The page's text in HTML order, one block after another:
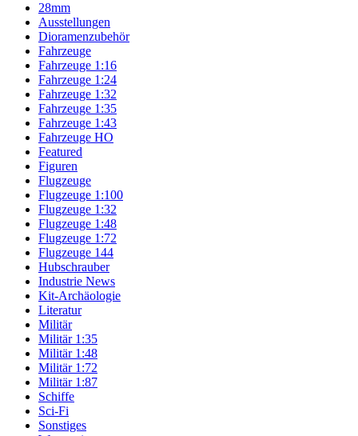
28mm
Ausstellungen
Dioramenzubehör
Fahrzeuge
Fahrzeuge 1:16
Fahrzeuge 1:24
Fahrzeuge 1:32
Fahrzeuge 1:35
Fahrzeuge 1:43
Fahrzeuge HO
Featured
Figuren
Flugzeuge
Flugzeuge 1:100
Flugzeuge 1:32
Flugzeuge 1:48
Flugzeuge 1:72
Flugzeuge 144
Hubschrauber
Industrie News
Kit-Archäologie
Literatur
Militär
Militär 1:35
Militär 1:48
Militär 1:72
Militär 1:87
Schiffe
Sci-Fi
Sonstiges